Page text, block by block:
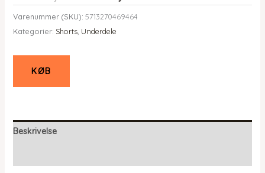
oprindelige
pris
var:
aktuelle
pris
Varenummer (SKU): 5713270469464
Kategorier: Shorts, Underdele
KØB
Beskrivelse